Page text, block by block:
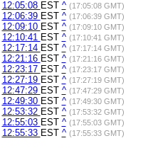
12:05:08 EST ^ (17:05:08 GMT)
12:06:39 EST ^ (17:06:39 GMT)
12:09:10 EST ^ (17:09:10 GMT)
12:10:41 EST ^ (17:10:41 GMT)
12:17:14 EST ^ (17:17:14 GMT)
12:21:16 EST ^ (17:21:16 GMT)
12:23:17 EST ^ (17:23:17 GMT)
12:27:19 EST ^ (17:27:19 GMT)
12:47:29 EST ^ (17:47:29 GMT)
12:49:30 EST ^ (17:49:30 GMT)
12:53:32 EST ^ (17:53:32 GMT)
12:55:03 EST ^ (17:55:03 GMT)
12:55:33 EST ^ (17:55:33 GMT)